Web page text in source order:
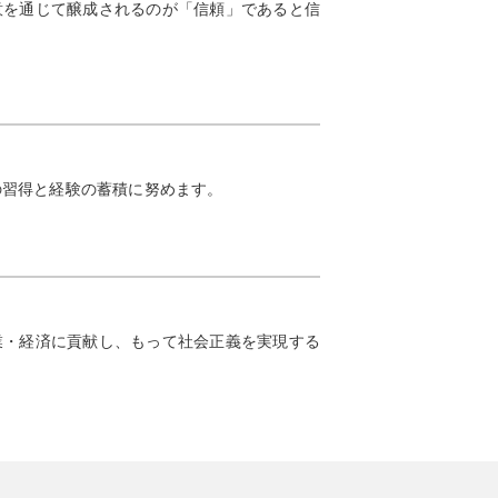
通じて醸成されるのが「信頼」であると信
得と経験の蓄積に努めます。
経済に貢献し、もって社会正義を実現する